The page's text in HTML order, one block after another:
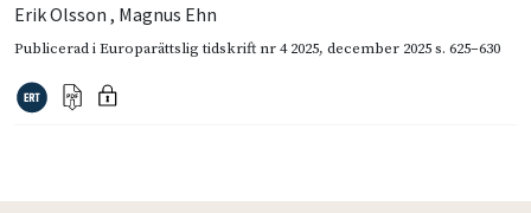
Erik Olsson , Magnus Ehn
Publicerad iEuroparättslig tidskrift nr 4 2025, december 2025s. 625–630